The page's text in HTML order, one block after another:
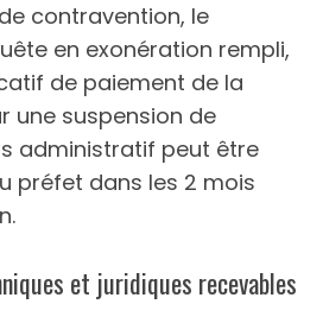
contravention, le
en exonération rempli,
de paiement de la
une suspension de
administratif peut être
préfet dans les 2 mois
et juridiques recevables